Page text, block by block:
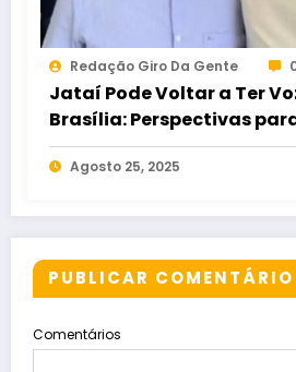
Redação Giro Da Gente
Jataí Pode Voltar a Ter
Brasília: Perspectivas
Surgimento de Maycon
Agosto 25, 2025
PUBLICAR COMENTÁRIO
Comentários